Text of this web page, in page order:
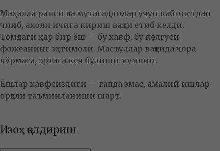
Маҳалла раиси ва мутасаддилар учун кабинетдан
чиқиб, аҳоли ичига кириш вақти етиб келди.
Томдаги ҳар бир ёш — бу хавф, бу келгуси
фожеанинг эҳтимоли. Масъуллар вақтида чора
кўрмаса, эртага кеч бўлиши мумкин.
Ёшлар хавфсизлиги — гапда эмас, амалий ишлар
орқали таъминланиши шарт.
Изоҳ қолдириш